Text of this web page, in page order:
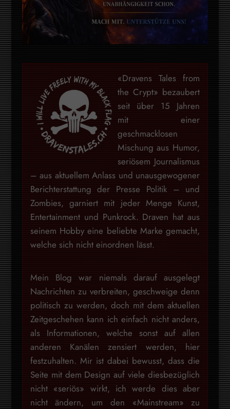
«Dravens Tales from
the Crypt» bezaubert
seit über 15 Jahren
mit einer
geschmacklosen
Mischung aus Humor,
seriösem Journalismus
– aus aktuellem Anlass und unausgewogener
Berichterstattung der Presse Politik – und
Zombies, garniert mit jeder Menge Kunst,
Entertainment und Punkrock. Draven hat aus
seinem Hobby eine beliebte Marke gemacht,
welche sich nicht einordnen lässt.
Mein Blog war niemals darauf ausgelegt
Nachrichten zu verbreiten, geschweige denn
politisch zu werden, doch mit dem aktuellen
Zeitgeschehen kann ich einfach nicht anders,
als Informationen, welche sonst auf allen
anderen Kanälen zensiert werden, hier
festzuhalten. Mir ist dabei bewusst, dass die
Seite mit dem Design auf viele diesbezüglich
nicht «seriös» wirkt, ich werde dies aber
nicht ändern, um den «Mainstream» zu